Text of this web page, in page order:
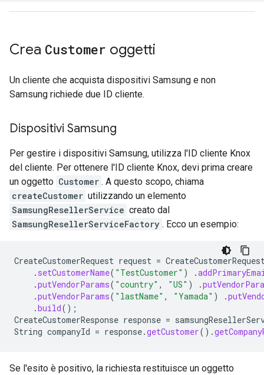
Crea Customer oggetti
Un cliente che acquista dispositivi Samsung e non
Samsung richiede due ID cliente.
Dispositivi Samsung
Per gestire i dispositivi Samsung, utilizza l'ID cliente Knox
del cliente. Per ottenere l'ID cliente Knox, devi prima creare
un oggetto Customer . A questo scopo, chiama
createCustomer utilizzando un elemento
SamsungResellerService creato dal
SamsungResellerServiceFactory . Ecco un esempio:
CreateCustomerRequest request =
. setCustomerName( "TestCustomer" ) .
.putVendorParams( "country" , "US" ) .
.putVendorParams( "lastName" , "Yamada" ) .
.build();
CreateCustomerResponse response =
String companyId = response.getCustomer().
Se l'esito è positivo, la richiesta restituisce un oggetto